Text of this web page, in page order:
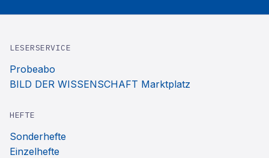
LESERSERVICE
Probeabo
BILD DER WISSENSCHAFT Marktplatz
HEFTE
Sonderhefte
Einzelhefte